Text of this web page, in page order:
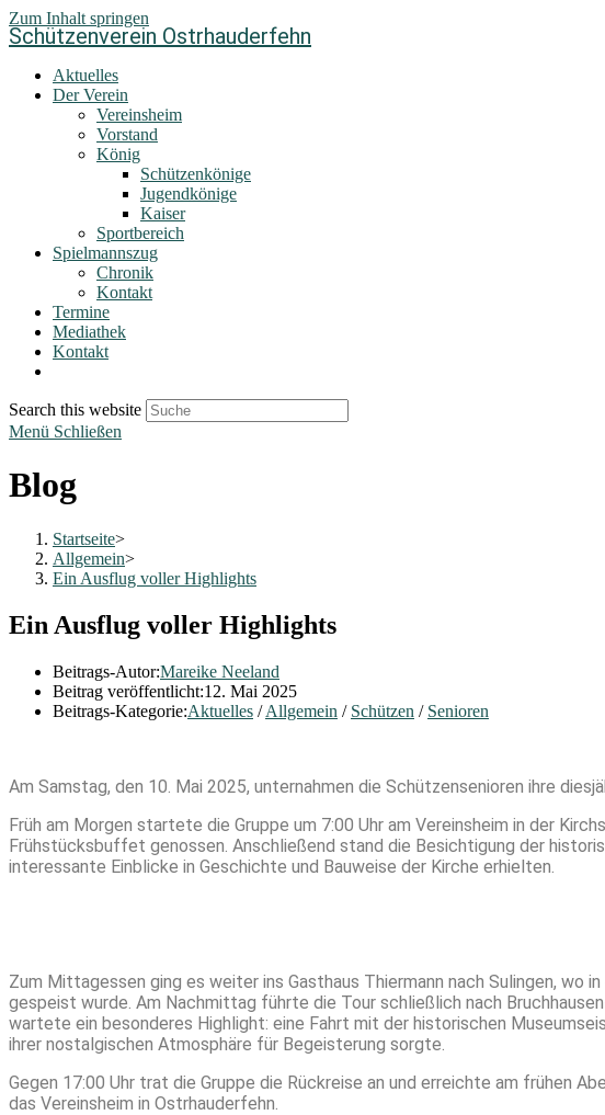
Zum Inhalt springen
Schützenverein Ostrhauderfehn
Aktuelles
Der Verein
Vereinsheim
Vorstand
König
Schützenkönige
Jugendkönige
Kaiser
Sportbereich
Spielmannszug
Chronik
Kontakt
Termine
Mediathek
Kontakt
Search this website
Menü Schließen
Blog
Startseite>
Allgemein>
Ein Ausflug voller Highlights
Ein Ausflug voller Highlights
Beitrags-Autor:Mareike Neeland
Beitrag veröffentlicht:12. Mai 2025
Beitrags-Kategorie:Aktuelles / Allgemein / Schützen / Senioren
Am Samstag, den 10. Mai 2025, unternahmen die Schützensenioren ihre
Früh am Morgen startete die Gruppe um 7:00 Uhr am Vereinsheim in der
Frühstücksbuffet genossen. Anschließend stand die Besichtigung der
interessante Einblicke in Geschichte und Bauweise der Kirche erhielten.
Zum Mittagessen ging es weiter ins Gasthaus Thiermann nach Sulingen, wo
gespeist wurde. Am Nachmittag führte die Tour schließlich nach
wartete ein besonderes Highlight: eine Fahrt mit der historischen
ihrer nostalgischen Atmosphäre für Begeisterung sorgte.
Gegen 17:00 Uhr trat die Gruppe die Rückreise an und erreichte am frühen
das Vereinsheim in Ostrhauderfehn.